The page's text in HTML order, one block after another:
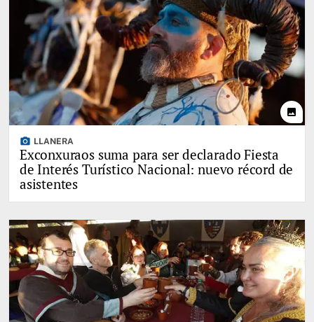
photo
photo_camera LLANERA
Exconxuraos suma para ser declarado Fiesta
de Interés Turístico Nacional: nuevo récord de
asistentes